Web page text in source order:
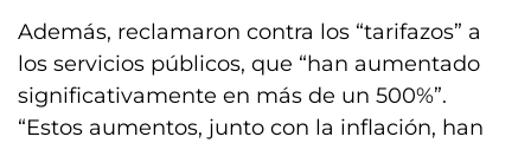
Además, reclamaron contra los “tarifazos” a
los servicios públicos, que “han aumentado
significativamente en más de un 500%”.
“Estos aumentos, junto con la inflación, han